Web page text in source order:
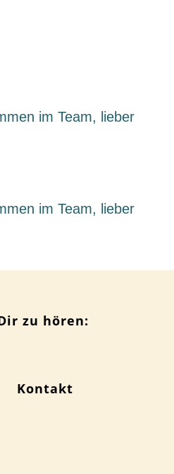
im Team, lieber
im Team, lieber
zu hören:
Kontakt